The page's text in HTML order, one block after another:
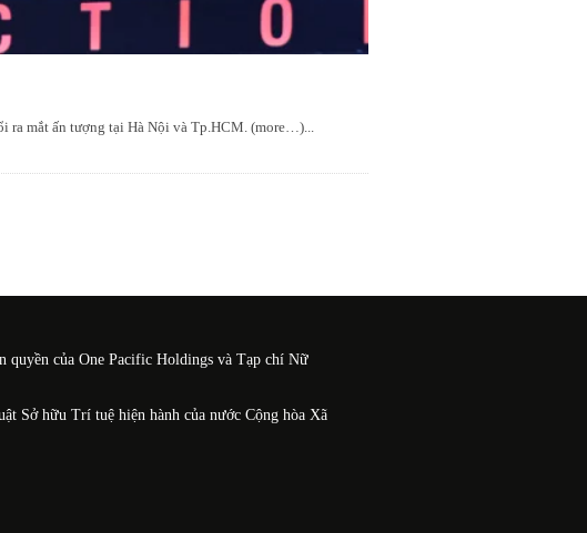
ra mắt ấn tượng tại Hà Nội và Tp.HCM. (more…)...
quyền của One Pacific Holdings và Tạp chí Nữ
Sở hữu Trí tuệ hiện hành của nước Cộng hòa Xã